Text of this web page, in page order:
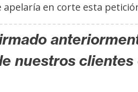
apelaría en corte esta
nuestros